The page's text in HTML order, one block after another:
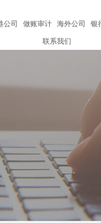
公司 做账审计 海外公司 银
联系我们